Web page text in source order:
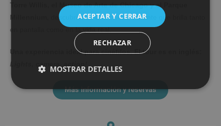
Torre Willis, el Museo de Arte de Chicago y el Parque
Millennium,
descubriendo una ciudad vibrante que brilla tanto
en pantalla como en la vida real.
Una experiencia ideal para cinéfilos. El tour es en inglés:
Lights, camera, action!
Más información y reservas
ACEPTAR Y CERRAR
RECHAZAR
MOSTRAR DETALLES